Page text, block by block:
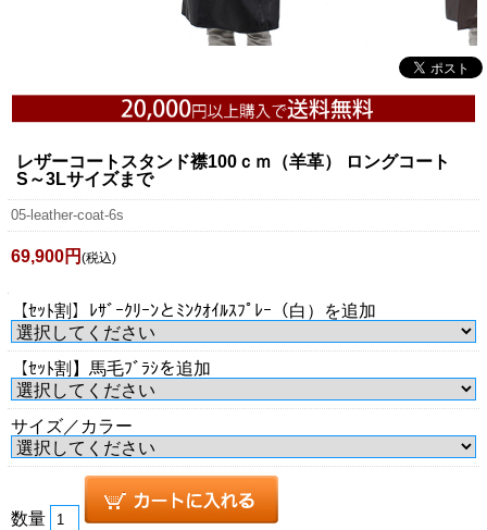
レザーコートスタンド襟100ｃｍ（羊革） ロングコート
S～3Lサイズまで
05-leather-coat-6s
69,900円 (税込)
【ｾｯﾄ割】ﾚｻﾞｰｸﾘｰﾝとﾐﾝｸｵｲﾙｽﾌﾟﾚｰ（白）を追加
【ｾｯﾄ割】馬毛ﾌﾞﾗｼを追加
サイズ／カラー
数量